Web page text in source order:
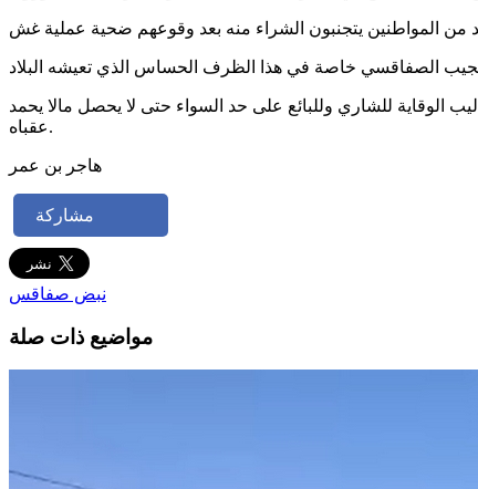
من المواطنين يتجنبون الشراء منه بعد وقوعهم ضحية عملية غش
الوقاية للشاري وللبائع على حد السواء حتى لا يحصل مالا يحمد
عقباه.
هاجر بن عمر
مشاركة
نبض صفاقس
مواضيع ذات صلة